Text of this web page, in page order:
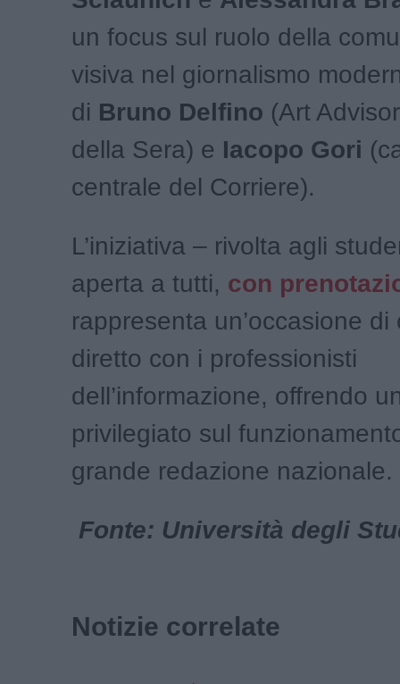
un focus sul ruolo della
visiva nel giornalismo
di Bruno Delfino (Art
della Sera) e Iacopo Gori
centrale del Corriere).
L’iniziativa – rivolta agli
aperta a tutti, con
rappresenta un’occasione di
diretto con i professionisti
dell’informazione, offrendo
privilegiato sul
grande redazione nazionale.
Fonte: Università degli
Notizie correlate